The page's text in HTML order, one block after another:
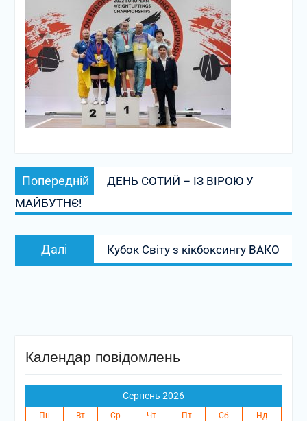
Навігація
записів
Попередній
запис:
ДЕНЬ СОТИЙ – ІЗ ВІРОЮ У
МАЙБУТНЄ!
Далі
Наступний
запис:
Кубок Світу з кікбоксингу ВАКО
Календар повідомлень
Серпень 2026
Пн Вт Ср Чт Пт Сб
Нд